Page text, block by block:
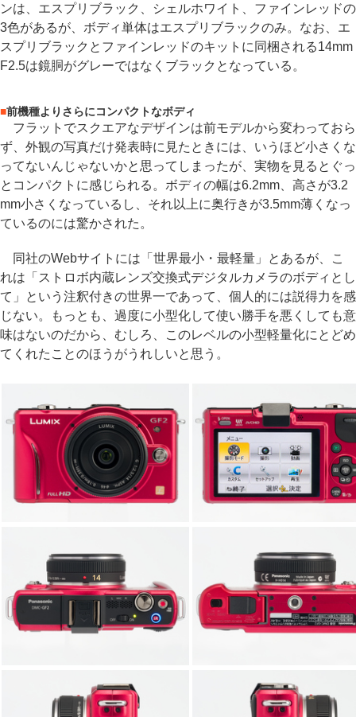
ンは、エスプリブラック、シェルホワイト、ファインレッドの
3色があるが、ボディ単体はエスプリブラックのみ。なお、エ
スプリブラックとファインレッドのキットに同梱される14mm
F2.5は鏡胴がグレーではなくブラックとなっている。
■前機種よりさらにコンパクトなボディ
フラットでスクエアなデザインは前モデルから変わっておら
ず、外観の写真だけ発表時に見たときには、いうほど小さくな
ってないんじゃないかと思ってしまったが、実物を見るとぐっ
とコンパクトに感じられる。ボディの幅は6.2mm、高さが3.2
mm小さくなっているし、それ以上に奥行きが3.5mm薄くなっ
ているのには驚かされた。
同社のWebサイトには「世界最小・最軽量」とあるが、こ
れは「ストロボ内蔵レンズ交換式デジタルカメラのボディとし
て」という注釈付きの世界一であって、個人的には説得力を感
じない。もっとも、過度に小型化して使い勝手を悪くしても意
味はないのだから、むしろ、このレベルの小型軽量化にとどめ
てくれたことのほうがうれしいと思う。